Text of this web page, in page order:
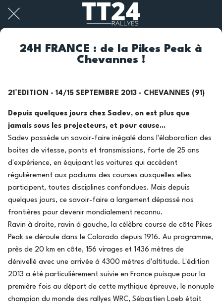
24H FRANCE : de la Pikes Peak à
Chevannes !
21°EDITION - 14/15 SEPTEMBRE 2013 - CHEVANNES (91)
Depuis quelques jours chez Sadev, on est plus que
jamais sous les projecteurs, et pour cause...
Sadev possède un savoir-faire inégalé dans l'élaboration des
boites de vitesse, ponts et transmissions, forte de 25 ans
d'expérience, en équipant les voitures qui accèdent
régulièrement aux podiums des courses auxquelles elles
participent, toutes disciplines confondues. Mais depuis
quelques jours, ce savoir-faire a largement dépassé nos
frontières pour devenir mondialement reconnu.
Ravin à droite, ravin à gauche, la célèbre course de côte Pikes
Peak se déroule dans le Colorado depuis 1916. Au programme,
près de 20 km en côte, 156 virages et 1436 mètres de
dénivellé avec une arrivée à 4300 mètres d'altitude. L'édition
2013 a été particulièrement suivie en France puisque pour la
première fois au départ de cette mythique épreuve, le nonuple
champion du monde des rallyes WRC, Sébastien Loeb était